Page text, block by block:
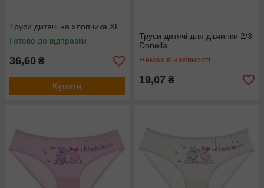
Труси дитячі на хлопчика XL
Готово до відправки
36,60 ₴
Купити
Труси дитячі для дівчинки 2/3
Donella
Немає в наявності
19,07 ₴